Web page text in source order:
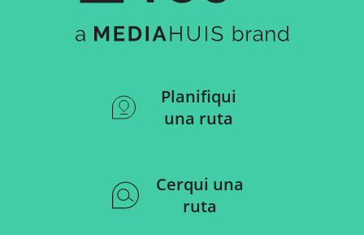
Planifiqui
una ruta
Cerqui una
ruta